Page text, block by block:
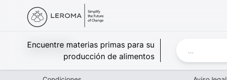
Encuentre materias primas para su
producción de alimentos
Leroma